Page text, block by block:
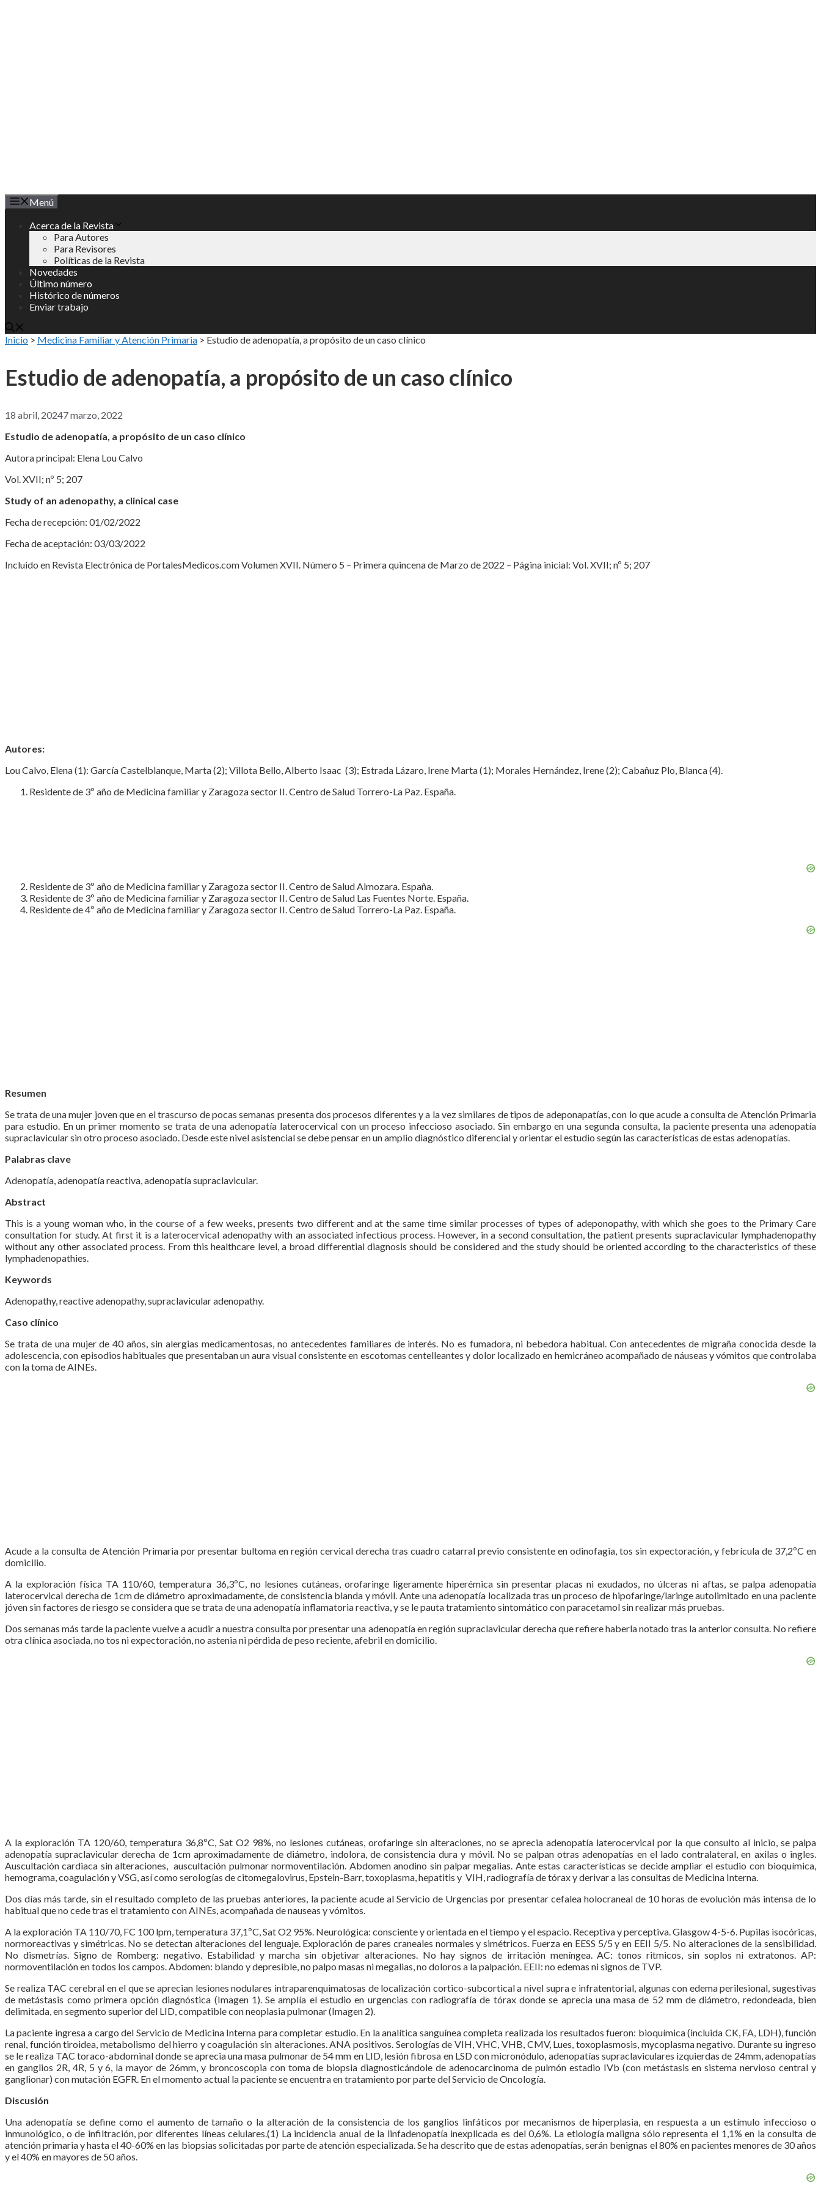
Menú
Acerca de la Revista
Para Autores
Para Revisores
Políticas de la Revista
Novedades
Último número
Histórico de números
Enviar trabajo
Inicio > Medicina Familiar y Atención Primaria > Estudio de adenopatía, a propósito de un caso clínico
Estudio de adenopatía, a propósito de un caso clínico
18 abril, 20247 marzo, 2022
Estudio de adenopatía, a propósito de un caso clínico
Autora principal: Elena Lou Calvo
Vol. XVII; nº 5; 207
Study of an adenopathy, a clinical case
Fecha de recepción: 01/02/2022
Fecha de aceptación: 03/03/2022
Incluido en Revista Electrónica de PortalesMedicos.com Volumen XVII. Número 5 – Primera quincena de Marzo de 2022 – Página inicial: Vol. XVII; nº 5; 207
Autores:
Lou Calvo, Elena (1): García Castelblanque, Marta (2); Villota Bello, Alberto Isaac (3); Estrada Lázaro, Irene Marta (1); Morales Hernández, Irene (2); Cabañuz Plo, Blanca (4).
Residente de 3º año de Medicina familiar y Zaragoza sector II. Centro de Salud Torrero-La Paz. España.
Residente de 3º año de Medicina familiar y Zaragoza sector II. Centro de Salud Almozara. España.
Residente de 3º año de Medicina familiar y Zaragoza sector II. Centro de Salud Las Fuentes Norte. España.
Residente de 4º año de Medicina familiar y Zaragoza sector II. Centro de Salud Torrero-La Paz. España.
Resumen
Se trata de una mujer joven que en el trascurso de pocas semanas presenta dos procesos diferentes y a la vez similares de tipos de adeponapatías, con lo que acude a consulta de Atención Primaria
para estudio. En un primer momento se trata de una adenopatía laterocervical con un proceso infeccioso asociado. Sin embargo en una segunda consulta, la paciente presenta una adenopatía
supraclavicular sin otro proceso asociado. Desde este nivel asistencial se debe pensar en un amplio diagnóstico diferencial y orientar el estudio según las características de estas adenopatías.
Palabras clave
Adenopatía, adenopatía reactiva, adenopatía supraclavicular.
Abstract
This is a young woman who, in the course of a few weeks, presents two different and at the same time similar processes of types of adeponopathy, with which she goes to the Primary Care
consultation for study. At first it is a laterocervical adenopathy with an associated infectious process. However, in a second consultation, the patient presents supraclavicular lymphadenopathy
without any other associated process. From this healthcare level, a broad differential diagnosis should be considered and the study should be oriented according to the characteristics of these
lymphadenopathies.
Keywords
Adenopathy, reactive adenopathy, supraclavicular adenopathy.
Caso clínico
Se trata de una mujer de 40 años, sin alergias medicamentosas, no antecedentes familiares de interés. No es fumadora, ni bebedora habitual. Con antecedentes de migraña conocida desde la
adolescencia, con episodios habituales que presentaban un aura visual consistente en escotomas centelleantes y dolor localizado en hemicráneo acompañado de náuseas y vómitos que controlaba
con la toma de AINEs.
Acude a la consulta de Atención Primaria por presentar bultoma en región cervical derecha tras cuadro catarral previo consistente en odinofagia, tos sin expectoración, y febrícula de 37,2ºC en
domicilio.
A la exploración física TA 110/60, temperatura 36,3ºC, no lesiones cutáneas, orofaringe ligeramente hiperémica sin presentar placas ni exudados, no úlceras ni aftas, se palpa adenopatía
laterocervical derecha de 1cm de diámetro aproximadamente, de consistencia blanda y móvil. Ante una adenopatía localizada tras un proceso de hipofaringe/laringe autolimitado en una paciente
jóven sin factores de riesgo se considera que se trata de una adenopatía inflamatoria reactiva, y se le pauta tratamiento sintomático con paracetamol sin realizar más pruebas.
Dos semanas más tarde la paciente vuelve a acudir a nuestra consulta por presentar una adenopatía en región supraclavicular derecha que refiere haberla notado tras la anterior consulta. No refiere
otra clínica asociada, no tos ni expectoración, no astenia ni pérdida de peso reciente, afebril en domicilio.
A la exploración TA 120/60, temperatura 36,8ºC, Sat O2 98%, no lesiones cutáneas, orofaringe sin alteraciones, no se aprecia adenopatía laterocervical por la que consulto al inicio, se palpa
adenopatía supraclavicular derecha de 1cm aproximadamente de diámetro, indolora, de consistencia dura y móvil. No se palpan otras adenopatías en el lado contralateral, en axilas o ingles.
Auscultación cardiaca sin alteraciones, auscultación pulmonar normoventilación. Abdomen anodino sin palpar megalias. Ante estas características se decide ampliar el estudio con bioquímica,
hemograma, coagulación y VSG, así como serologías de citomegalovirus, Epstein-Barr, toxoplasma, hepatitis y VIH, radiografía de tórax y derivar a las consultas de Medicina Interna.
Dos días más tarde, sin el resultado completo de las pruebas anteriores, la paciente acude al Servicio de Urgencias por presentar cefalea holocraneal de 10 horas de evolución más intensa de lo
habitual que no cede tras el tratamiento con AINEs, acompañada de nauseas y vómitos.
A la exploración TA 110/70, FC 100 lpm, temperatura 37,1ºC, Sat O2 95%. Neurológica: consciente y orientada en el tiempo y el espacio. Receptiva y perceptiva. Glasgow 4-5-6. Pupilas isocóricas,
normoreactivas y simétricas. No se detectan alteraciones del lenguaje. Exploración de pares craneales normales y simétricos. Fuerza en EESS 5/5 y en EEII 5/5. No alteraciones de la sensibilidad.
No dismetrías. Signo de Romberg: negativo. Estabilidad y marcha sin objetivar alteraciones. No hay signos de irritación meníngea. AC: tonos ritmicos, sin soplos ni extratonos. AP:
normoventilación en todos los campos. Abdomen: blando y depresible, no palpo masas ni megalias, no doloros a la palpación. EEII: no edemas ni signos de TVP.
Se realiza TAC cerebral en el que se aprecian lesiones nodulares intraparenquimatosas de localización cortico-subcortical a nivel supra e infratentorial, algunas con edema perilesional, sugestivas
de metástasis como primera opción diagnóstica (Imagen 1). Se amplía el estudio en urgencias con radiografía de tórax donde se aprecia una masa de 52 mm de diámetro, redondeada, bien
delimitada, en segmento superior del LID, compatible con neoplasia pulmonar (Imagen 2).
La paciente ingresa a cargo del Servicio de Medicina Interna para completar estudio. En la analítica sanguínea completa realizada los resultados fueron: bioquímica (incluida CK, FA, LDH), función
renal, función tiroidea, metabolismo del hierro y coagulación sin alteraciones. ANA positivos. Serologías de VIH, VHC, VHB, CMV, Lues, toxoplasmosis, mycoplasma negativo. Durante su ingreso
se le realiza TAC toraco-abdominal donde se aprecia una masa pulmonar de 54 mm en LID, lesión fibrosa en LSD con micronódulo, adenopatías supraclaviculares izquierdas de 24mm, adenopatías
en ganglios 2R, 4R, 5 y 6, la mayor de 26mm, y broncoscopia con toma de biopsia diagnosticándole de adenocarcinoma de pulmón estadio IVb (con metástasis en sistema nervioso central y
ganglionar) con mutación EGFR. En el momento actual la paciente se encuentra en tratamiento por parte del Servicio de Oncología.
Discusión
Una adenopatía se define como el aumento de tamaño o la alteración de la consistencia de los ganglios linfáticos por mecanismos de hiperplasia, en respuesta a un estímulo infeccioso o
inmunológico, o de infiltración, por diferentes líneas celulares.(1) La incidencia anual de la linfadenopatía inexplicada es del 0,6%. La etiología maligna sólo representa el 1,1% en la consulta de
atención primaria y hasta el 40-60% en las biopsias solicitadas por parte de atención especializada. Se ha descrito que de estas adenopatías, serán benignas el 80% en pacientes menores de 30 años
y el 40% en mayores de 50 años.